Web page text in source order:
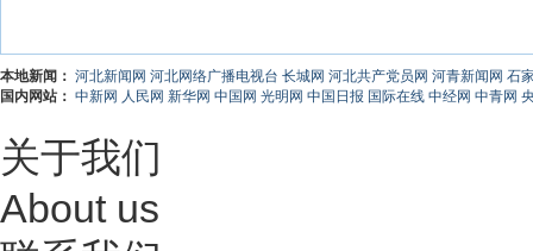
本地新闻： 河北新闻网 河北网络广播电视台 长城网 河北共产党员网 河青新闻网 石
国内网站： 中新网 人民网 新华网 中国网 光明网 中国日报 国际在线 中经网 中青网
关于我们
About us